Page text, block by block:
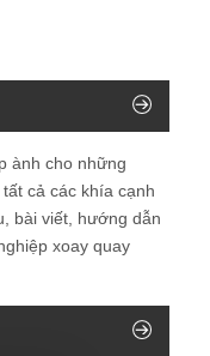
ành cho những
cả các khía cạnh
bài viết, hướng dẫn
xoay quay